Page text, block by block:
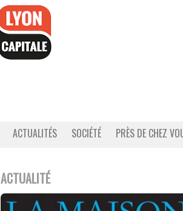
ACTUALITÉS SOCIÉTÉ PRÈS DE CHEZ
ACTUALITÉ